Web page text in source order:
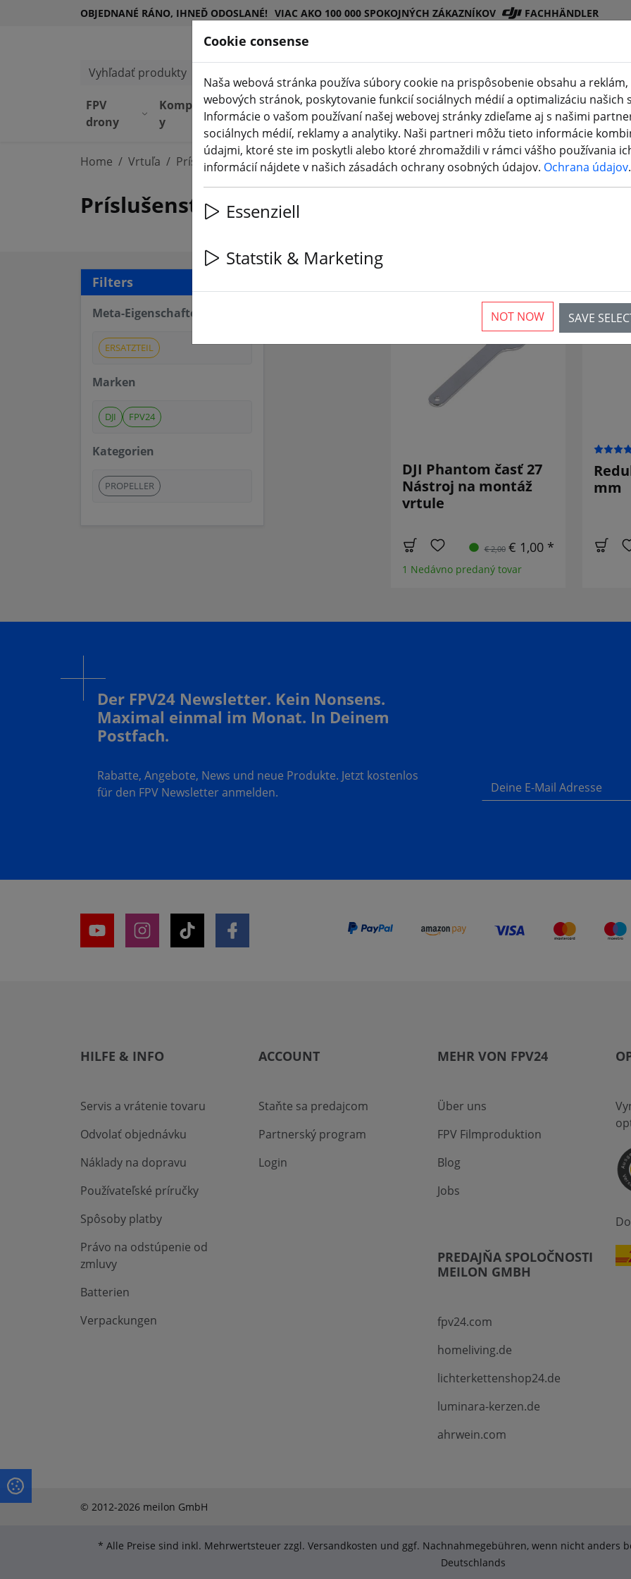
OBJEDNANÉ RÁNO, IHNEĎ ODOSLANÉ! VIAC AKO 100 000 SPOKOJNÝCH ZÁKAZNÍKOV FACHHÄNDLER
Vyhľadať produkty
FPV
drony
Komponent
y
Zariadeni
e
Obchod
DJI
Batéri
e
Vrtuľ
a(aktuelle Seite)
Príslušenstv
o
3D
tlač
Home Vrtuľa Príslušenstvo vrtule
Príslušenstvo vrtule
Filters
Meta-Eigenschaften
ERSATZTEIL
Marken
DJI FPV24
Kategorien
PROPELLER
ZNÍŽENÉ! SALE
DJI Phantom časť 27
Nástroj na montáž
vrtule
€ 2,00 € 1,00 *
1 Nedávno predaný tovar
mm
Der FPV24 Newsletter. Kein Nonsens.
Maximal einmal im Monat. In Deinem
Postfach.
Rabatte, Angebote, News und neue Produkte. Jetzt kostenlos
für den FPV Newsletter anmelden.
Deine E-Mail Adresse
HILFE & INFO
Servis a vrátenie tovaru
Odvolať objednávku
Náklady na dopravu
Používateľské príručky
Spôsoby platby
Právo na odstúpenie od
zmluvy
Batterien
Verpackungen
ACCOUNT
Staňte sa predajcom
Partnerský program
Login
MEHR VON FPV24
Über uns
FPV Filmproduktion
Blog
Jobs
PREDAJŇA SPOLOČNOSTI
MEILON GMBH
fpv24.com
homeliving.de
lichterkettenshop24.de
luminara-kerzen.de
ahrwein.com
© 2012-2026 meilon GmbH
* Alle Preise sind inkl. Mehrwertsteuer zzgl. Versandkosten und ggf. Nachnahmegebühren, wenn nicht
Deutschlands
Cookie consense
Naša webová stránka používa súbory cookie na prispôsobenie obsahu a
webových stránok, poskytovanie funkcií sociálnych médií a optimalizáciu našich
Informácie o vašom používaní našej webovej stránky zdieľame aj s našimi
sociálnych médií, reklamy a analytiky. Naši partneri môžu tieto informácie
údajmi, ktoré ste im poskytli alebo ktoré zhromaždili v rámci vášho používania
informácií nájdete v našich zásadách ochrany osobných údajov. Ochrana údajov.
Essenziell
Statstik & Marketing
SAVE
NOT NOW